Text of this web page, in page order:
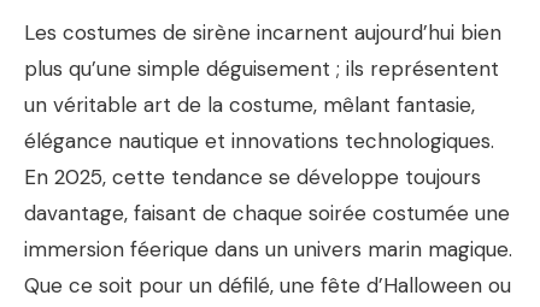
Les costumes de sirène incarnent aujourd’hui bien
plus qu’une simple déguisement ; ils représentent
un véritable art de la costume, mêlant fantasie,
élégance nautique et innovations technologiques.
En 2025, cette tendance se développe toujours
davantage, faisant de chaque soirée costumée une
immersion féerique dans un univers marin magique.
Que ce soit pour un défilé, une fête d’Halloween ou